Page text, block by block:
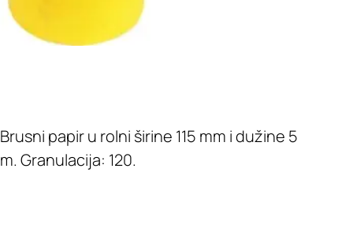
Brusni papir u rolni širine 115 mm i dužine 5
m. Granulacija: 120.